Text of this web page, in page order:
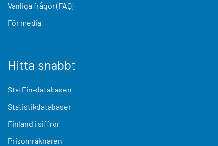
Vanliga frågor (FAQ)
För media
Hitta snabbt
StatFin-databasen
Statistikdatabaser
Finland i siffror
Prisomräknaren